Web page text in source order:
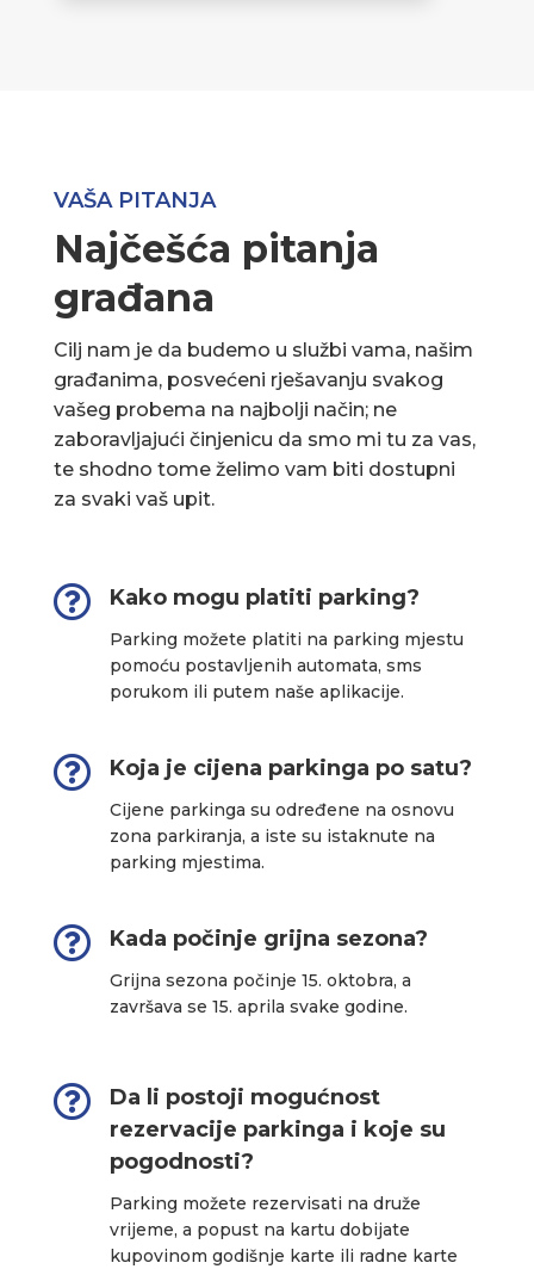
VAŠA PITANJA
Najčešća pitanja
građana
Cilj nam je da budemo u službi vama, našim
građanima, posvećeni rješavanju svakog
vašeg probema na najbolji način; ne
zaboravljajući činjenicu da smo mi tu za vas,
te shodno tome želimo vam biti dostupni
za svaki vaš upit.
 Kako mogu platiti parking?
Parking možete platiti na parking mjestu
pomoću postavljenih automata, sms
porukom ili putem naše aplikacije.
 Koja je cijena parkinga po satu?
Cijene parkinga su određene na osnovu
zona parkiranja, a iste su istaknute na
parking mjestima.
 Kada počinje grijna sezona?
Grijna sezona počinje 15. oktobra, a
završava se 15. aprila svake godine.

Da li postoji mogućnost
rezervacije parkinga i koje su
pogodnosti?
Parking možete rezervisati na druže
vrijeme, a popust na kartu dobijate
kupovinom godišnje karte ili radne karte